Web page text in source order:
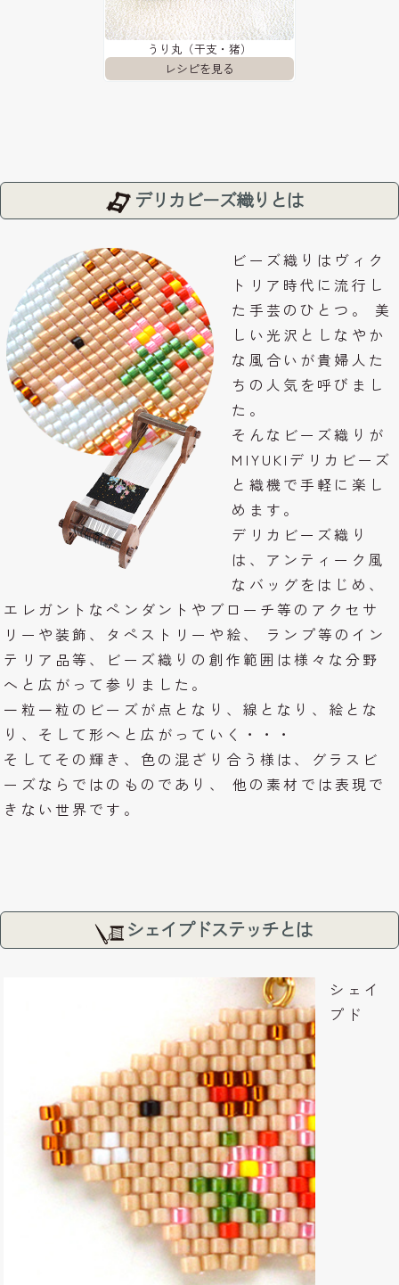
うり丸（干支・猪）
デリカビーズ織りとは
ビーズ織りはヴィク
トリア時代に流行し
た手芸のひとつ。 美
しい光沢としなやか
な風合いが貴婦人た
ちの人気を呼びまし
た。
そんなビーズ織りが
MIYUKIデリカビーズ
と織機で手軽に楽し
めます。
デリカビーズ織り
は、アンティーク風
なバッグをはじめ、
エレガントなペンダントやブローチ等のアクセサ
リーや装飾、タペストリーや絵、 ランプ等のイン
テリア品等、ビーズ織りの創作範囲は様々な分野
へと広がって参りました。
一粒一粒のビーズが点となり、線となり、絵とな
り、そして形へと広がっていく・・・
そしてその輝き、色の混ざり合う様は、グラスビ
ーズならではのものであり、 他の素材では表現で
きない世界です。
シェイプドステッチとは
シェイ
プド